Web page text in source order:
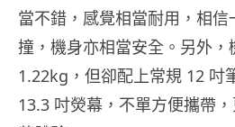
當不錯，感覺相當耐用，相
撞，機身亦相當安全。另外，
1.22kg，但卻配上常規 12 吋
13.3 吋熒幕，不單方便攜帶